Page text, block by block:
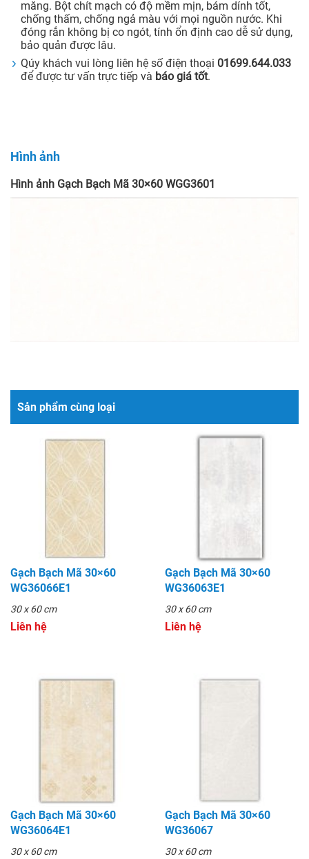
măng. Bột chít mạch có độ mềm mịn, bám dính tốt,
chống thấm, chống ngả màu với mọi nguồn nước. Khi
đóng rắn không bị co ngót, tính ổn định cao dễ sử dụng,
bảo quản được lâu.
Qúy khách vui lòng liên hệ số điện thoại 01699.644.033
để được tư vấn trực tiếp và báo giá tốt.
Hình ảnh
Hình ảnh Gạch Bạch Mã 30×60 WGG3601
Sản phẩm cùng loại
Gạch Bạch Mã 30×60
WG36066E1
30 x 60 cm
Liên hệ
Gạch Bạch Mã 30×60
WG36063E1
30 x 60 cm
Liên hệ
Gạch Bạch Mã 30×60
WG36064E1
30 x 60 cm
Gạch Bạch Mã 30×60
WG36067
30 x 60 cm